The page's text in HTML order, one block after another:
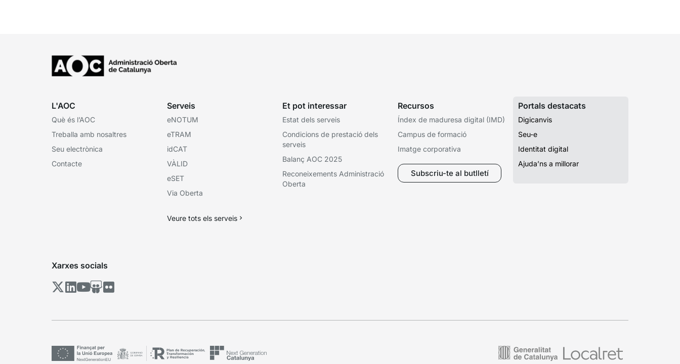
L'AOC
Què és l’AOC
Treballa amb nosaltres
Seu electrònica
Contacte
Serveis
eNOTUM
eTRAM
idCAT
VÀLID
eSET
Via Oberta
Veure tots els serveis
Et pot interessar
Estat dels serveis
Condicions de prestació dels
serveis
Balanç AOC 2025
Reconeixements Administració
Oberta
Recursos
Índex de maduresa digital (IMD)
Campus de formació
Imatge corporativa
Subscriu-te al butlletí
Portals destacats
Digicanvis
Seu-e
Identitat digital
Ajuda’ns a millorar
Xarxes socials